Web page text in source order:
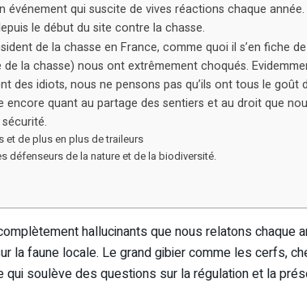
événement qui suscite de vives réactions chaque
le début du site contre la chasse.
de la chasse en France, comme quoi il s’en fiche
la chasse) nous ont extrêmement choqués.
des idiots, nous ne pensons pas qu’ils ont tous le goût
quant au partage des sentiers et au droit que
et de plus en plus de traileurs
défenseurs de la nature et de la biodiversité.
hallucinants que nous relatons chaque
la faune locale. Le grand gibier comme les cerfs,
qui soulève des questions sur la régulation et la